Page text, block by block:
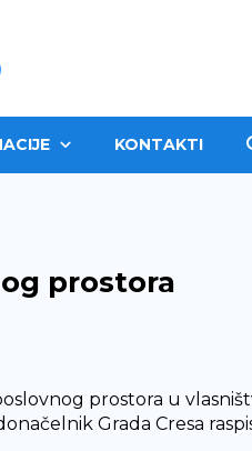
KONTAKTI
prostora
prostora u
Grada Cresa